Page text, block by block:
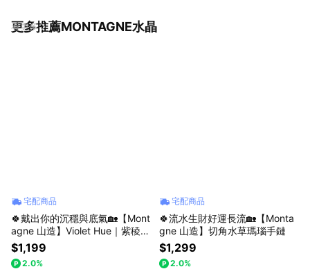
更多推薦MONTAGNE水晶
看更多
宅配商品
🍀戴出你的沉穩與底氣🏡【Mont
agne 山造】Violet Hue｜紫稜霧
｜粉水晶。紫水晶（寶貝款已贈
完）
$1,199
2.0%
宅配商品
🍀流水生財好運長流🏡【Monta
gne 山造】切角水草瑪瑙手鏈
$1,299
2.0%